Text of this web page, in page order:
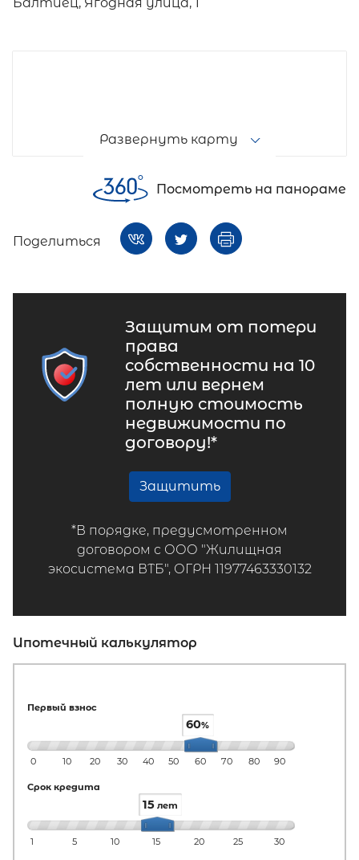
Развернуть карту
Посмотреть на панораме
Поделиться
Защитим от потери
права
собственности на 10
лет или вернем
полную стоимость
недвижимости по
договору!*
Защитить
*В порядке, предусмотренном
договором с ООО "Жилищная
экосистема ВТБ", ОГРН 11977463330132
Ипотечный калькулятор